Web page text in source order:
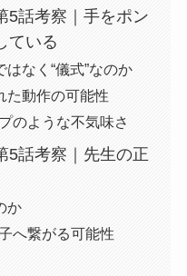
5話考察｜手をポン
ている
はなく“儀式”なのか
た動作の可能性
のような不気味さ
5話考察｜先生の正
か
へ繋がる可能性